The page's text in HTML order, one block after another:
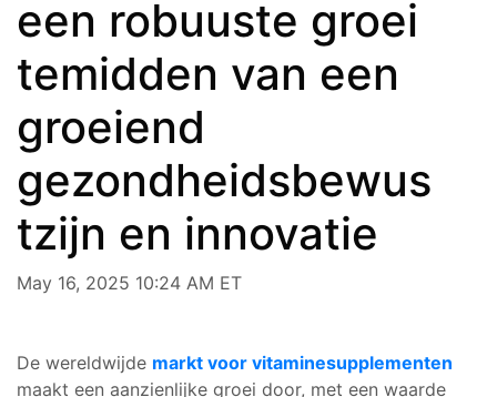
een robuuste groei
temidden van een
groeiend
gezondheidsbewus
tzijn en innovatie
May 16, 2025 10:24 AM ET
De wereldwijde markt voor vitaminesupplementen
maakt een aanzienlijke groei door, met een waarde